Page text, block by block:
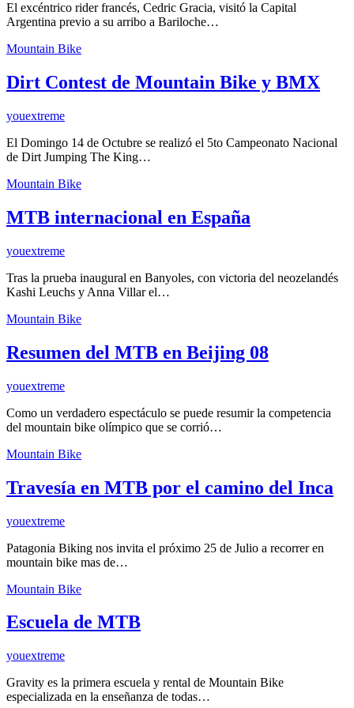
El excéntrico rider francés, Cedric Gracia, visitó la Capital
Argentina previo a su arribo a Bariloche…
Mountain Bike
Dirt Contest de Mountain Bike y BMX
youextreme
El Domingo 14 de Octubre se realizó el 5to Campeonato Nacional
de Dirt Jumping The King…
Mountain Bike
MTB internacional en España
youextreme
Tras la prueba inaugural en Banyoles, con victoria del neozelandés
Kashi Leuchs y Anna Villar el…
Mountain Bike
Resumen del MTB en Beijing 08
youextreme
Como un verdadero espectáculo se puede resumir la competencia
del mountain bike olímpico que se corrió…
Mountain Bike
Travesía en MTB por el camino del Inca
youextreme
Patagonia Biking nos invita el próximo 25 de Julio a recorrer en
mountain bike mas de…
Mountain Bike
Escuela de MTB
youextreme
Gravity es la primera escuela y rental de Mountain Bike
especializada en la enseñanza de todas…